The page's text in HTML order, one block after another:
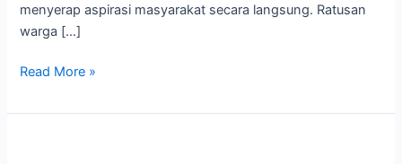
menyerap aspirasi masyarakat secara langsung. Ratusan
warga […]
Read More »